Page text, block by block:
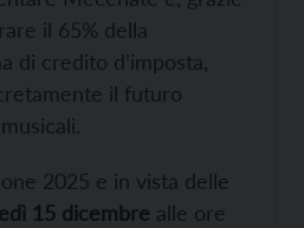
il 65% della
di credito d’imposta,
il futuro
2025 e in vista delle
15 dicembre alle ore